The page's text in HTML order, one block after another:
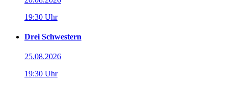
19:30 Uhr
Drei Schwestern
25.08.2026
19:30 Uhr